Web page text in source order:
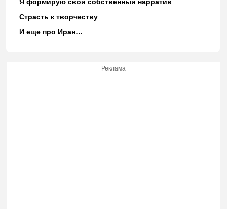
Страсть к творчеству
И еще про Иран…
Реклама